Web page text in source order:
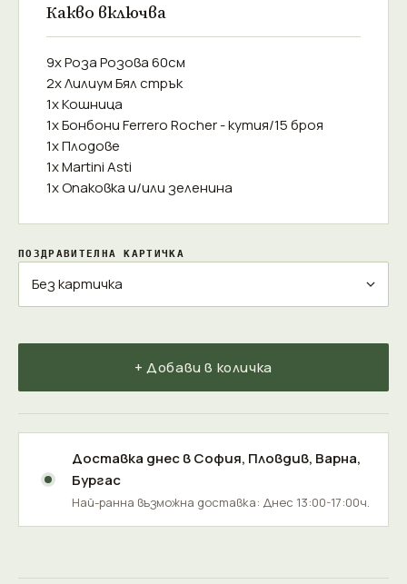
Какво включва
9x Роза Розова 60см
2x Лилиум Бял стрък
1x Кошница
1x Бонбони Ferrero Rocher - кутия/15 броя
1x Плодове
1x Martini Asti
1x Опаковка и/или зеленина
ПОЗДРАВИТЕЛНА КАРТИЧКА
+ Добави в количка
Доставка днес вСофия, Пловдив, Варна,
Бургас
Най-ранна възможна доставка: Днес 13:00-17:00ч.